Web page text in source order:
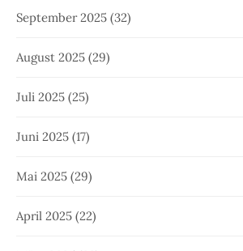
September 2025 (32)
August 2025 (29)
Juli 2025 (25)
Juni 2025 (17)
Mai 2025 (29)
April 2025 (22)